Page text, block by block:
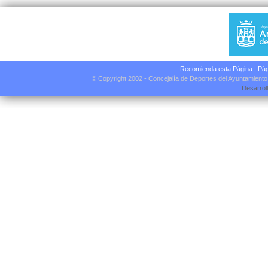
Recomienda esta Página |
© Copyright 2002 - Concejalía de Deportes del